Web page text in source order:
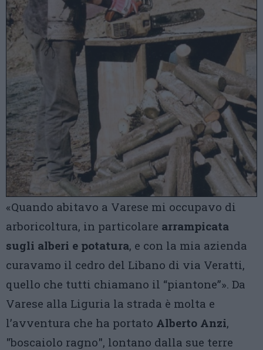
«Quando abitavo a Varese mi occupavo di
arboricoltura, in particolare arrampicata
sugli alberi e potatura, e con la mia azienda
curavamo il cedro del Libano di via Veratti,
quello che tutti chiamano il “piantone”». Da
Varese alla Liguria la strada è molta e
l’avventura che ha portato Alberto Anzi,
"boscaiolo ragno", lontano dalla sue terre